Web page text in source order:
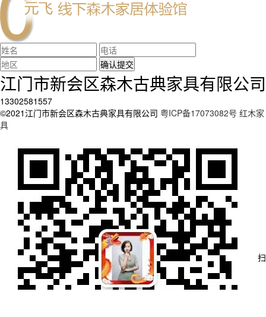
江门市新会区森木古典家具有限公司
13302581557
©2021江门市新会区森木古典家具有限公司 粤ICP备17073082号 红木家
具
扫